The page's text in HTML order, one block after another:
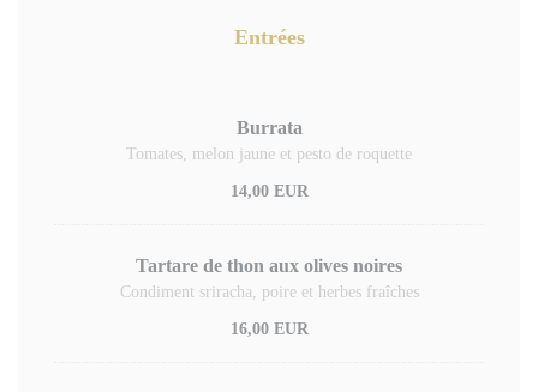
Entrées
Burrata
Tomates, melon jaune et pesto de roquette
14,00 EUR
Tartare de thon aux olives noires
Condiment sriracha, poire et herbes fraîches
16,00 EUR